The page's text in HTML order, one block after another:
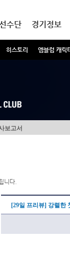
히스토리 엠블럼 캐릭
선수단 경기정보
보고서
니다.
[29일 프리뷰] 강렬한